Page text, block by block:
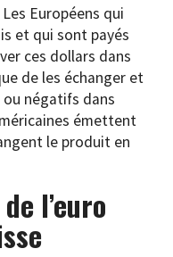
Européens qui
et qui sont payés
ces dollars dans
de les échanger et
ou négatifs dans
émettent
le produit en
l’euro